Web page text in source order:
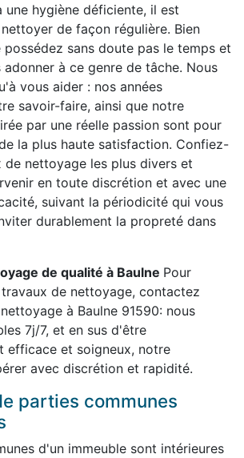
une hygiène déficiente, il est
de façon régulière. Bien
possédez sans doute pas le temps et
à ce genre de tâche. Nous
vous aider : nos années
savoir-faire, ainsi que notre
par une réelle passion sont pour
la plus haute satisfaction. Confiez-
de nettoyage les plus divers et
en toute discrétion et avec une
suivant la périodicité qui vous
durablement la propreté dans
de qualité à Baulne Pour
de nettoyage, contactez
à Baulne 91590: nous
7j/7, et en sus d'être
efficace et soigneux, notre
avec discrétion et rapidité.
parties communes
d'un immeuble sont intérieures